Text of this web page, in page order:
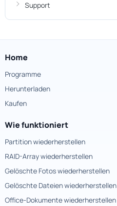
Support
Home
Programme
Herunterladen
Kaufen
Wie funktioniert
Partition wiederherstellen
RAID-Array wiederherstellen
Gelöschte Fotos wiederherstellen
Gelöschte Dateien wiederherstellen
Office-Dokumente wiederherstellen